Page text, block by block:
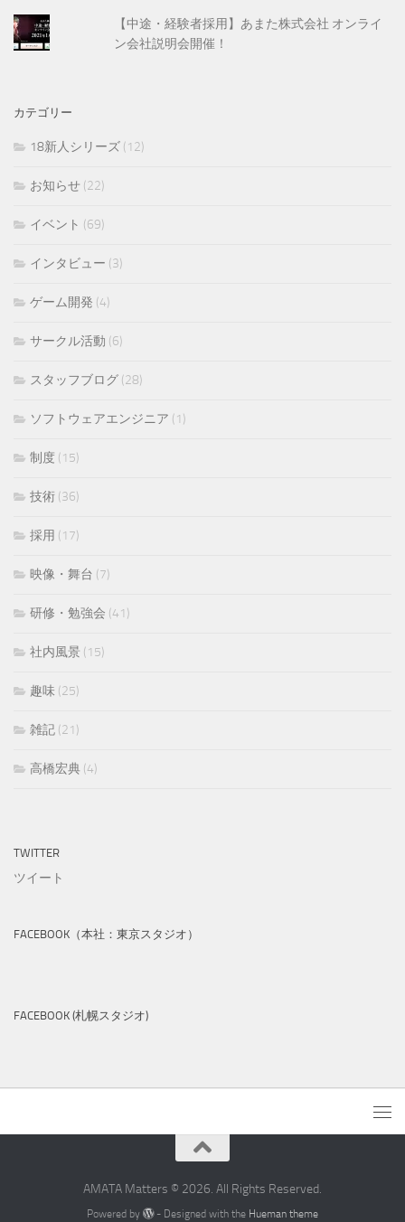
【中途・経験者採用】あまた株式会社 オンライ
ン会社説明会開催！
カテゴリー
18新人シリーズ (12)
お知らせ (22)
イベント (69)
インタビュー (3)
ゲーム開発 (4)
サークル活動 (6)
スタッフブログ (28)
ソフトウェアエンジニア (1)
制度 (15)
技術 (36)
採用 (17)
映像・舞台 (7)
研修・勉強会 (41)
社内風景 (15)
趣味 (25)
雑記 (21)
高橋宏典 (4)
TWITTER
ツイート
FACEBOOK（本社：東京スタジオ）
FACEBOOK (札幌スタジオ)
AMATA Matters © 2026. All Rights Reserved.
Powered by - Designed with the Hueman theme